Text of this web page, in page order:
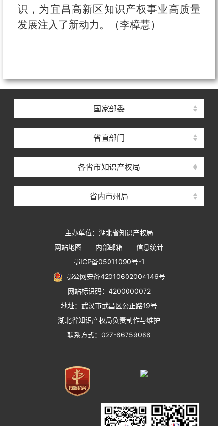
识，为宜昌高新区知识产权事业高质量
发展注入了新动力。
（李樟慧）
国家部委
省直部门
各省市知识产权局
省内市州局
主办单位：湖北省知识产权局
网站地图
内部邮箱
信息统计
鄂ICP备05011090号-1
鄂公网安备42010602004146号
网站标识码：4200000072
地址：武汉市武昌区公正路19号
湖北省知识产权局负责制作与维护
联系方式：027-86759088